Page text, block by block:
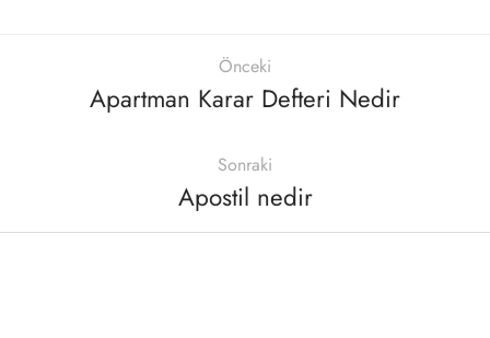
Önceki
Apartman Karar Defteri Nedir
Sonraki
Apostil nedir